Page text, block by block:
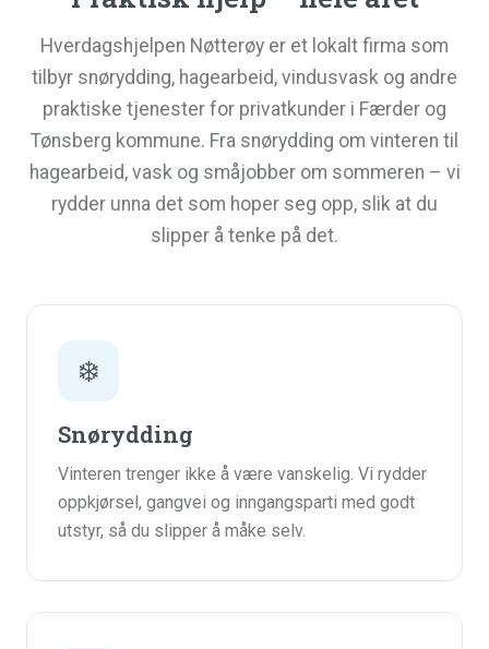
Hverdagshjelpen Nøtterøy er et lokalt firma som
tilbyr snørydding, hagearbeid, vindusvask og andre
praktiske tjenester for privatkunder i Færder og
Tønsberg kommune. Fra snørydding om vinteren til
hagearbeid, vask og småjobber om sommeren – vi
rydder unna det som hoper seg opp, slik at du
slipper å tenke på det.
❄️
Snørydding
Vinteren trenger ikke å være vanskelig. Vi rydder
oppkjørsel, gangvei og inngangsparti med godt
utstyr, så du slipper å måke selv.